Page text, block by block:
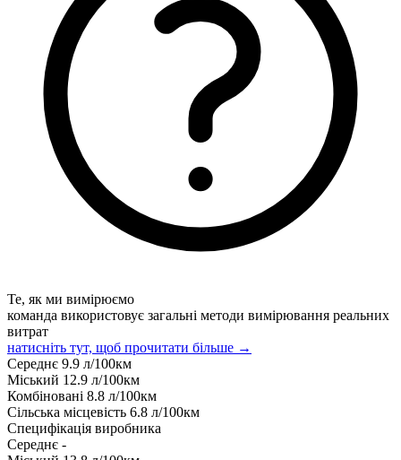
Те, як ми вимірюємо
команда використовує загальні методи вимірювання реальних
витрат
натисніть тут, щоб прочитати більше →
Середнє 9.9 л/100км
Міський 12.9 л/100км
Комбіновані 8.8 л/100км
Сільська місцевість 6.8 л/100км
Специфікація виробника
Середнє -